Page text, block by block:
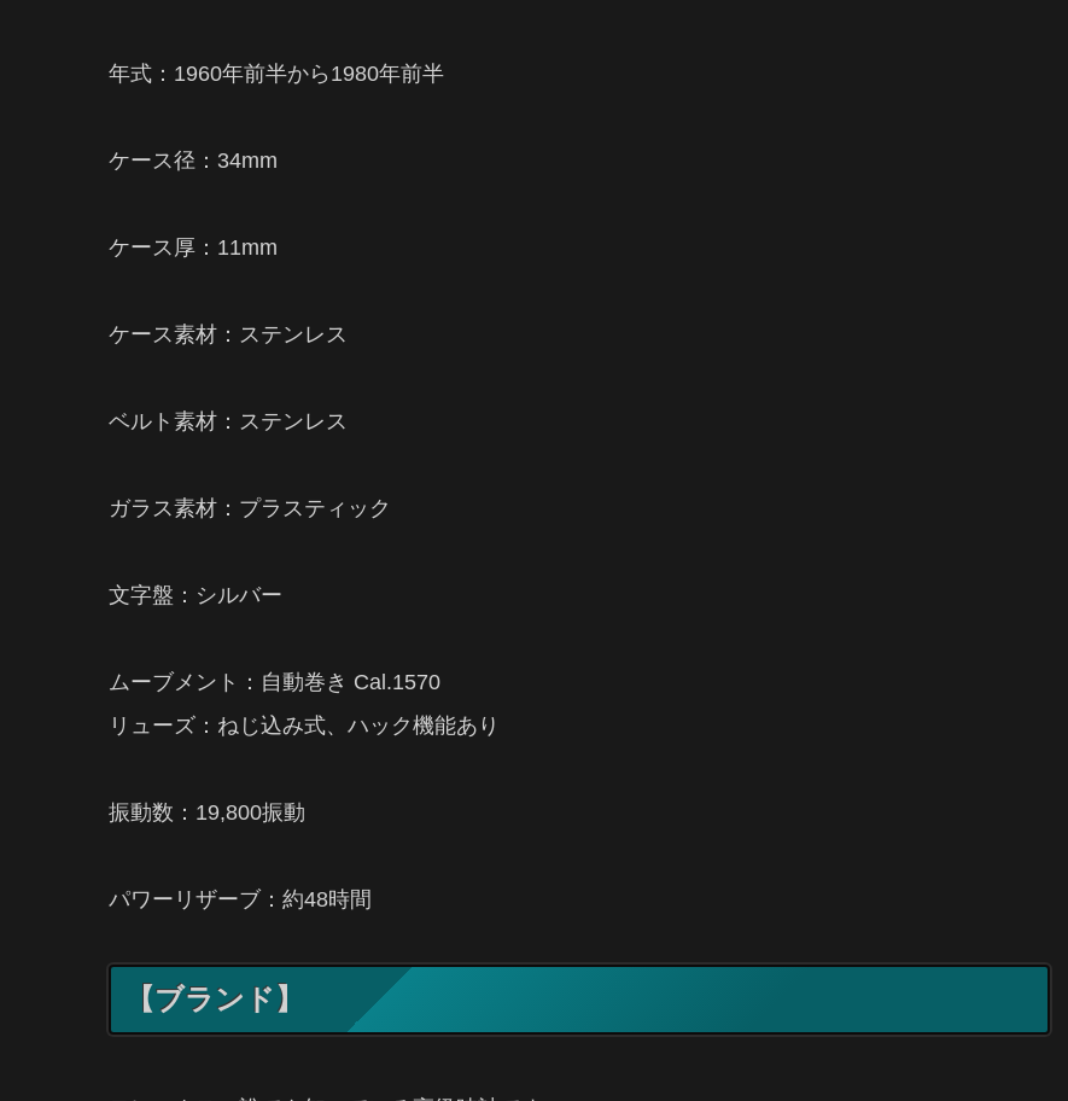
年式：1960年前半から1980年前半
ケース径：34mm
ケース厚：11mm
ケース素材：ステンレス
ベルト素材：ステンレス
ガラス素材：プラスティック
文字盤：シルバー
ムーブメント：自動巻き Cal.1570
リューズ：ねじ込み式、ハック機能あり
振動数：19,800振動
パワーリザーブ：約48時間
【ブランド】